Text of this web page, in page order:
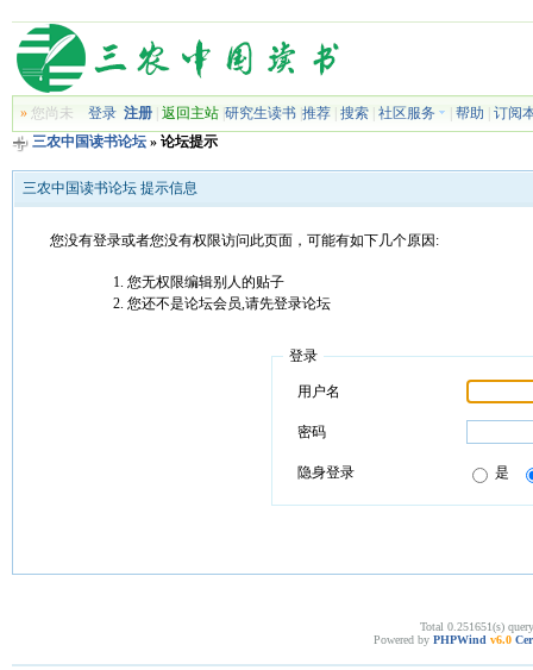
»您尚未 登录 注册| 返回主站| 研究生读书| 推荐| 搜索| 社区服务 帮助
订阅
三农中国读书论坛» 论坛提示
三农中国读书论坛 提示信息
您没有登录或者您没有权限访问此页面，可能有如下几个原因:
您无权限编辑别人的贴子
您还不是论坛会员,请先登录论坛
登录
用户名
密码
隐身登录 是
Total 0.251651(s)
Powered by PHPWind v6.0